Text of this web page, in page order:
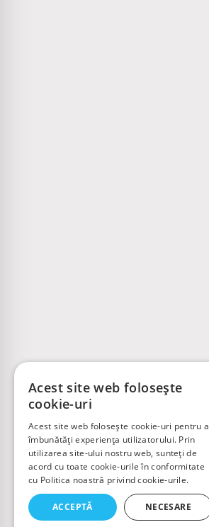
Acest site web folosește
cookie-uri
Acest site web folosește cookie-uri pentru a
îmbunătăți experiența utilizatorului. Prin
utilizarea site-ului nostru web, sunteți de
acord cu toate cookie-urile în conformitate
cu Politica noastră privind cookie-urile.
ACCEPTĂ NECESARE